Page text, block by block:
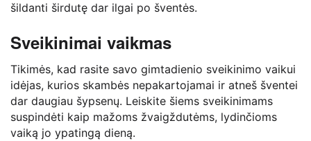
šildanti širdutę dar ilgai po šventės.
Sveikinimai vaikmas
Tikimės, kad rasite savo gimtadienio sveikinimo vaikui
idėjas, kurios skambės nepakartojamai ir atneš šventei
dar daugiau šypsenų. Leiskite šiems sveikinimams
suspindėti kaip mažoms žvaigždutėms, lydinčioms
vaiką jo ypatingą dieną.